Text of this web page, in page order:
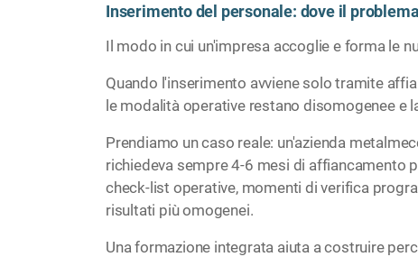
Inserimento del personale: dove il
Il modo in cui un'impresa accoglie e forma le
Quando l'inserimento avviene solo tramite
le modalità operative restano disomogenee e
Prendiamo un caso reale: un'azienda
richiedeva sempre 4-6 mesi di affiancamento
check-list operative, momenti di verifica
risultati più omogenei.
Una formazione integrata aiuta a costruire